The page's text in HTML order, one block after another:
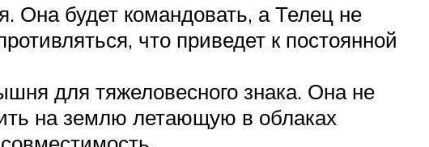
Она будет командовать, а Телец не
что приведет к постоянной
для тяжеловесного знака. Она не
на землю летающую в облаках